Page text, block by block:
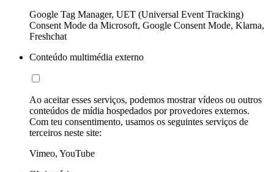
Google Tag Manager, UET (Universal Event Tracking)
Consent Mode da Microsoft, Google Consent Mode, Klarna,
Freshchat
Conteúdo multimédia externo
Ao aceitar esses serviços, podemos mostrar vídeos ou outros
conteúdos de mídia hospedados por provedores externos.
Com teu consentimento, usamos os seguintes serviços de
terceiros neste site:
Vimeo, YouTube